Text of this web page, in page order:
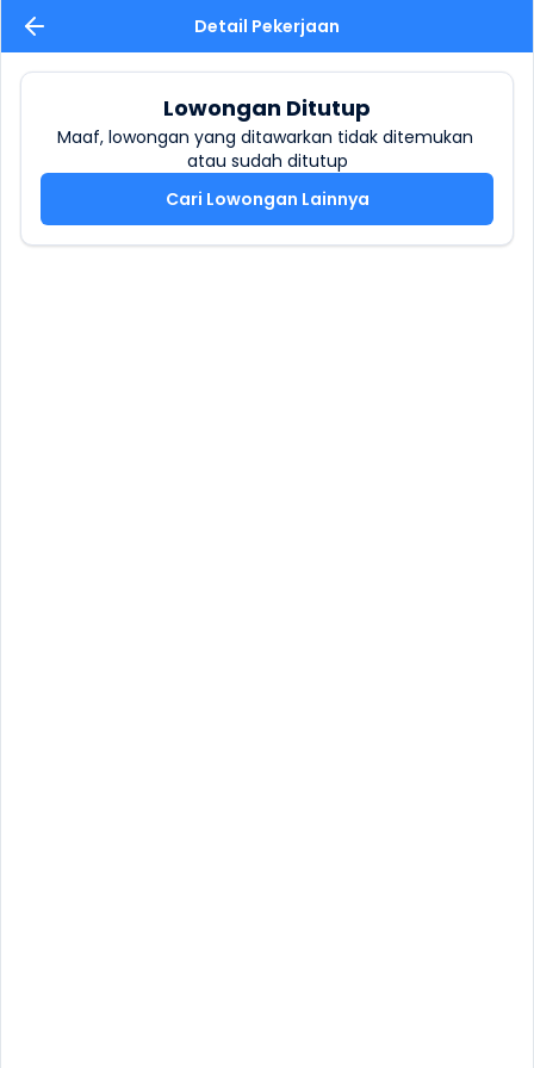
Detail Pekerjaan
Lowongan Ditutup
Maaf, lowongan yang ditawarkan tidak ditemukan
atau sudah ditutup
Cari Lowongan Lainnya